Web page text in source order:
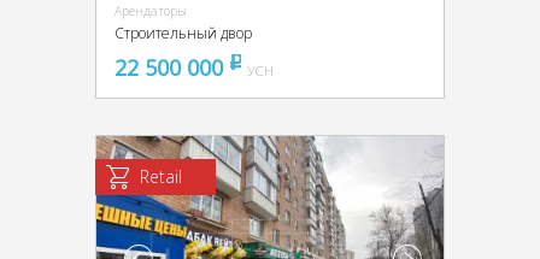
Арендаторы
Строительный двор
22 500 000 pуб
УСН
Retail